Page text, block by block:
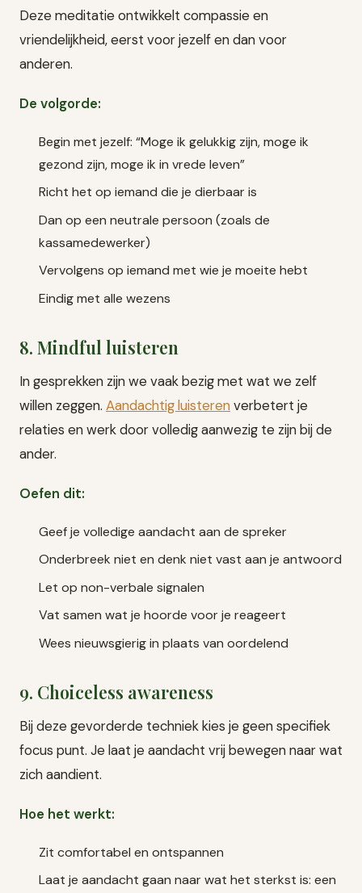
Deze meditatie ontwikkelt compassie en
vriendelijkheid, eerst voor jezelf en dan voor
anderen.
De volgorde:
Begin met jezelf: “Moge ik gelukkig zijn, moge ik
gezond zijn, moge ik in vrede leven”
Richt het op iemand die je dierbaar is
Dan op een neutrale persoon (zoals de
kassamedewerker)
Vervolgens op iemand met wie je moeite hebt
Eindig met alle wezens
8. Mindful luisteren
In gesprekken zijn we vaak bezig met wat we zelf
willen zeggen. Aandachtig luisterenverbetert je
relaties en werk door volledig aanwezig te zijn bij de
ander.
Oefen dit:
Geef je volledige aandacht aan de spreker
Onderbreek niet en denk niet vast aan je antwoord
Let op non-verbale signalen
Vat samen wat je hoorde voor je reageert
Wees nieuwsgierig in plaats van oordelend
9. Choiceless awareness
Bij deze gevorderde techniek kies je geen specifiek
focus punt. Je laat je aandacht vrij bewegen naar wat
zich aandient.
Hoe het werkt:
Zit comfortabel en ontspannen
Laat je aandacht gaan naar wat het sterkst is: een